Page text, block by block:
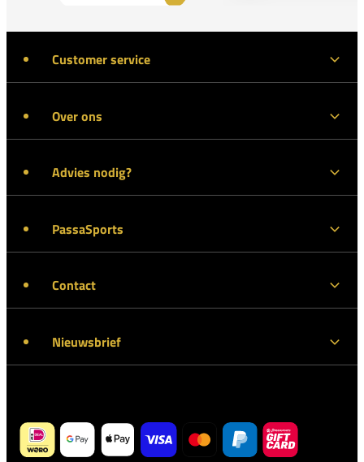
Customer service
Over ons
Advies nodig?
PassaSports
Contact
Nieuwsbrief